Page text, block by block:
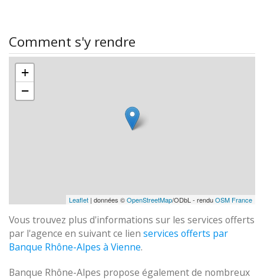
Comment s'y rendre
+
−
Leaflet | données ©OpenStreetMap/ODbL - renduOSM France
Vous trouvez plus d'informations sur les services offerts
par l'agence en suivant ce lien services offerts par
Banque Rhône-Alpes à Vienne.
Banque Rhône-Alpes propose également de nombreux